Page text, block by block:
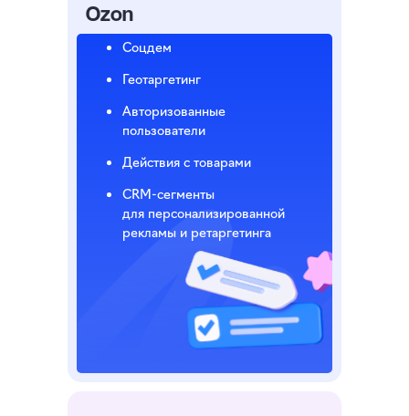
Ozon
Соцдем
Геотаргетинг
Авторизованные
пользователи
Действия с товарами
CRM-сегменты
для персонализированной
рекламы и ретаргетинга